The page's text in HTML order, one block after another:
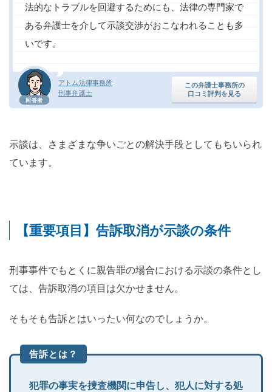
回答者
アトム法律事務所
刑事弁護士
この弁護士事務所の
口コミ評判を見る
法的なトラブルを回避するためにも、法律の専門家で
ある弁護士を介して示談交渉がおこなわれることも多
いです。
示談は、さまざまな争いごとの解決手段としてもちいられ
ています。
【重要項目】告訴取消が示談の条件
刑事事件でもとくに親告罪の場合における示談の条件とし
ては、告訴取消の項目は欠かせません。
そもそも告訴とはいったい何なのでしょうか。
告訴とは？
犯罪の事実を捜査機関に申告し、犯人に対する処